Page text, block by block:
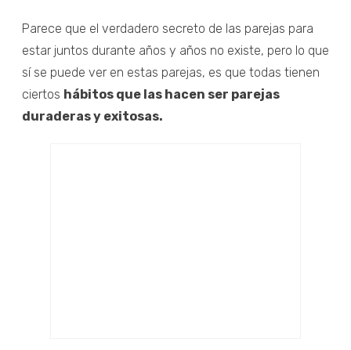
Parece que el verdadero secreto de las parejas para
estar juntos durante años y años no existe, pero lo que
sí se puede ver en estas parejas, es que todas tienen
ciertos hábitos que las hacen ser parejas
duraderas y exitosas.